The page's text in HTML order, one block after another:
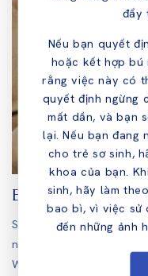
Essential Bottle
So you’ve decided that
no idea where to start
Whether you’re at home
đẩy
Nếu bạn quyết
hoặc kết hợp bú
rằng việc này có
quyết định ngừng
mất dần, và bạn
lại. Nếu bạn đang
cho trẻ sơ sinh,
khoa của bạn.
sinh, hãy làm
bao bì, vì việc sử
đến những ảnh